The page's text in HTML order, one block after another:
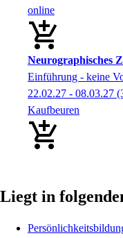
online
Neurographisches
Einführung - keine
22.02.27 - 08.03.27
Kaufbeuren
Liegt in